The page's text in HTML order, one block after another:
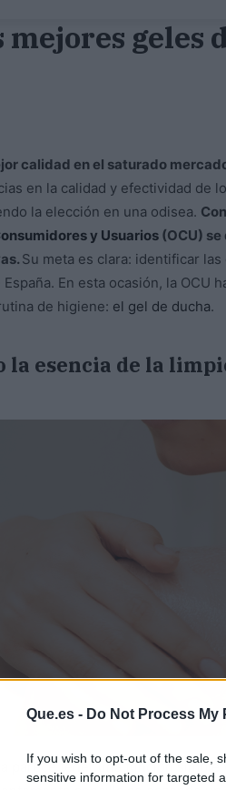
Que.es - Do Not Process
If you wish to opt-out of the sale,
sensitive information for targeted
mejores geles
calidad en el saturado
en la calidad y efectividad de
la elección en una odisea.
y Usuarios (OCU)
Su meta es clara: identificar
En esta ocasión, la OCU
de higiene: el gel de ducha.
la esencia de la
parece tener una función